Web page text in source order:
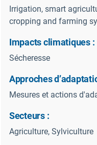
Irrigation, smart
cropping and farming
Impacts climatiques :
Sécheresse
Approches
Mesures et actions
Secteurs :
Agriculture, Sylviculture